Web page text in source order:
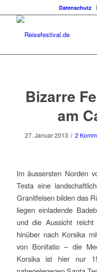
Datenschutz
Bizarre
am
27. Januar 2013 / 2
Im äussersten Norden
Testa eine
Granitfelsen bilden das
liegen einladende
und die Aussicht
hinüber nach Korsika
von Bonifatio – die
Korsika ist hier nur